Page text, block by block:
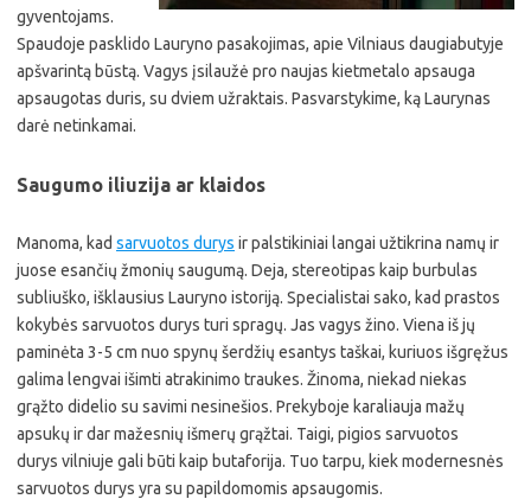
gyventojams.
Spaudoje pasklido Lauryno pasakojimas, apie Vilniaus daugiabutyje
apšvarintą būstą. Vagys įsilaužė pro naujas kietmetalo apsauga
apsaugotas duris, su dviem užraktais. Pasvarstykime, ką Laurynas
darė netinkamai.
Saugumo iliuzija ar klaidos
Manoma, kad sarvuotos durys ir palstikiniai langai užtikrina namų ir
juose esančių žmonių saugumą. Deja, stereotipas kaip burbulas
subliuško, išklausius Lauryno istoriją. Specialistai sako, kad prastos
kokybės sarvuotos durys turi spragų. Jas vagys žino. Viena iš jų
paminėta 3-5 cm nuo spynų šerdžių esantys taškai, kuriuos išgręžus
galima lengvai išimti atrakinimo traukes. Žinoma, niekad niekas
grąžto didelio su savimi nesinešios. Prekyboje karaliauja mažų
apsukų ir dar mažesnių išmerų grąžtai. Taigi, pigios sarvuotos
durys vilniuje gali būti kaip butaforija. Tuo tarpu, kiek modernesnės
sarvuotos durys yra su papildomomis apsaugomis.